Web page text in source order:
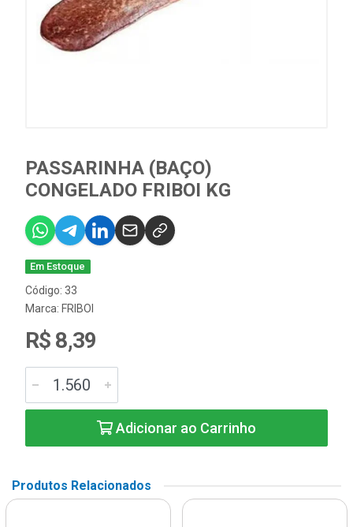
PASSARINHA (BAÇO)
CONGELADO FRIBOI KG
Em Estoque
Código: 33
Marca: FRIBOI
R$ 8,39
Adicionar ao Carrinho
Produtos Relacionados